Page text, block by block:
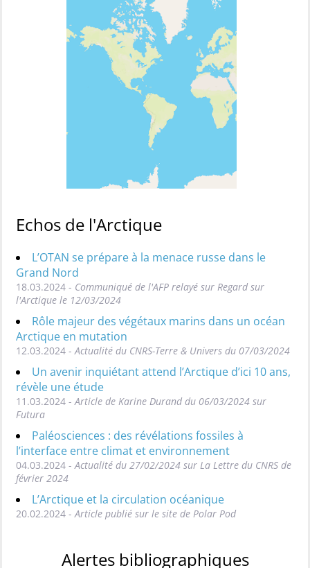
Echos de l'Arctique
L’OTAN se prépare à la menace russe dans le
Grand Nord
18.03.2024 - Communiqué de l'AFP relayé sur Regard sur
l'Arctique le 12/03/2024
Rôle majeur des végétaux marins dans un océan
Arctique en mutation
12.03.2024 - Actualité du CNRS-Terre & Univers du 07/03/2024
Un avenir inquiétant attend l’Arctique d’ici 10 ans,
révèle une étude
11.03.2024 - Article de Karine Durand du 06/03/2024 sur
Futura
Paléosciences : des révélations fossiles à
l’interface entre climat et environnement
04.03.2024 - Actualité du 27/02/2024 sur La Lettre du CNRS de
février 2024
L’Arctique et la circulation océanique
20.02.2024 - Article publié sur le site de Polar Pod
Alertes bibliographiques